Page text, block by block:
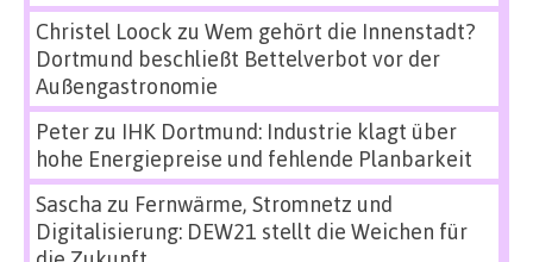
Christel Loock zu Wem gehört die Innenstadt?
Dortmund beschließt Bettelverbot vor der
Außengastronomie
Peterzu IHK Dortmund: Industrie klagt über
hohe Energiepreise und fehlende Planbarkeit
Sascha zu Fernwärme, Stromnetz und
Digitalisierung: DEW21 stellt die Weichen für